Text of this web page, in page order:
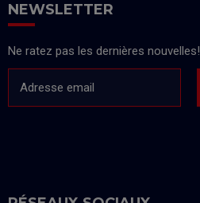
NEWSLETTER
Ne ratez pas les dernières nouvelles!
Adresse email